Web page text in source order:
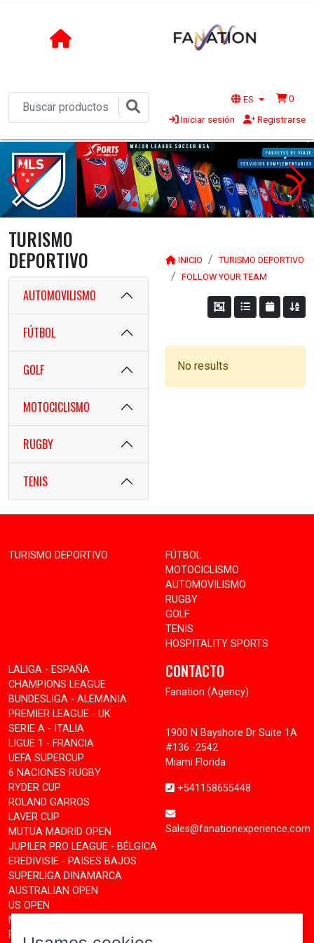
ES
0
Iniciar sesión
Registrarse
1s
TURISMO
DEPORTIVO
AUTOMOVILISMO
FÚTBOL
GOLF
MOTOCICLISMO
RUGBY
TENIS
INICIO
TURISMO DEPORTIVO
FOLLOW YOUR TEAM
No results
TURISMO DEPORTIVO
FÚTBOL
MOTOCICLISMO
AUTOMOVILISMO
RUGBY
GOLF
TENIS
HOSPITALITY SPORTS
LALIGA - ESPAÑA
CHAMPIONS LEAGUE
BUNDESLIGA - ALEMANIA
PREMIER LEAGUE - UK
SERIE A - ITALIA
LIGUE 1 - FRANCIA
UEFA SUPERCUP
6 NACIONES RUGBY
RYDER CUP
ROLAND GARROS
LAVER CUP
MUTUA MADRID OPEN
JUPILER PRO LEAGUE - BÉLGICA
EREDIVISIE - PAISES BAJOS
SUPERLIGA DINAMARCA
AUSTRALIAN OPEN
US OPEN
MOTOGP
FORMULA 1
CONTACTO
Fanation (Agency)
1900 N Bayshore Dr Suite 1A
#136 -2542
Miami Florida
+541158655448
Sales@fanationexperience.com